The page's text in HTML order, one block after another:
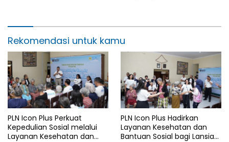
Rekomendasi untuk kamu
PLN Icon Plus Perkuat
Kepedulian Sosial melalui
Layanan Kesehatan dan
PLN Icon Plus Hadirkan
Layanan Kesehatan dan
Bantuan Sosial bagi Lansia